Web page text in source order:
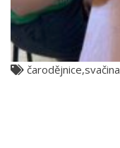
čarodějnice,svačina